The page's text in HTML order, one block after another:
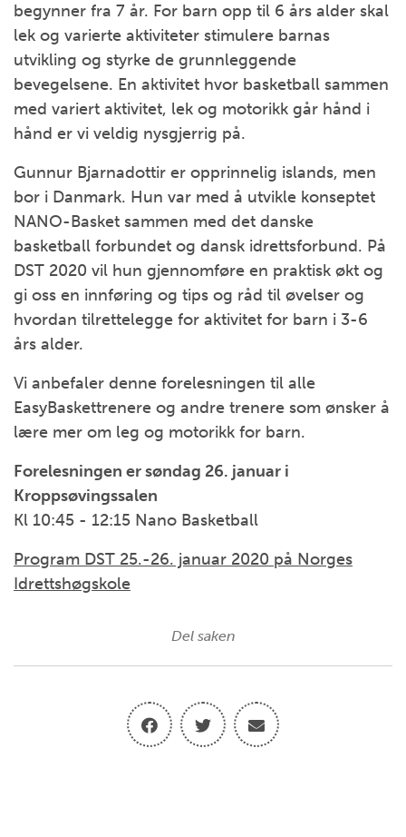
begynner fra 7 år. For barn opp til 6 års alder skal
lek og varierte aktiviteter stimulere barnas
utvikling og styrke de grunnleggende
bevegelsene. En aktivitet hvor basketball sammen
med variert aktivitet, lek og motorikk går hånd i
hånd er vi veldig nysgjerrig på.
Gunnur Bjarnadottir er opprinnelig islands, men
bor i Danmark. Hun var med å utvikle konseptet
NANO-Basket sammen med det danske
basketball forbundet og dansk idrettsforbund. På
DST 2020 vil hun gjennomføre en praktisk økt og
gi oss en innføring og tips og råd til øvelser og
hvordan tilrettelegge for aktivitet for barn i 3-6
års alder.
Vi anbefaler denne forelesningen til alle
EasyBaskettrenere og andre trenere som ønsker å
lære mer om leg og motorikk for barn.
Forelesningen er søndag 26. januar i
Kroppsøvingssalen
Kl 10:45 - 12:15 Nano Basketball
Program DST 25.-26. januar 2020 på Norges
Idrettshøgskole
Del saken